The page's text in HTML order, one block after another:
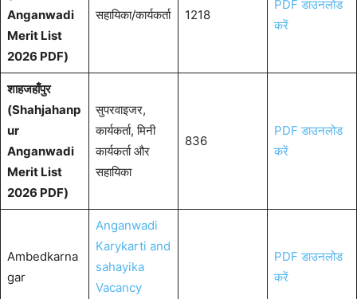
Anganwadi
Merit List
2026 PDF)
सहायिका/कार्यकर्ता 1218
PDF डाउनलोड
करें
शाहजहाँपुर
(Shahjahanp
ur
Anganwadi
Merit List
2026 PDF)
सुपरवाइजर,
कार्यकर्ता, मिनी
कार्यकर्ता और
सहायिका
836
PDF डाउनलोड
करें
Ambedkarna
gar
Anganwadi
Karykarti and
sahayika
Vacancy
PDF डाउनलोड
करें